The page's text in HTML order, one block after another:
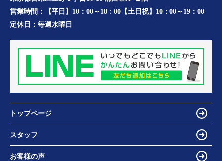
営業時間：
【平日】10：00～18：00【土日祝】10：00～19：00
定休日： 毎週水曜日
トップページ
スタッフ
お客様の声